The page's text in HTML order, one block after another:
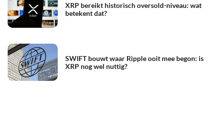
XRP bereikt historisch oversold-niveau: wat
betekent dat?
SWIFT bouwt waar Ripple ooit mee begon: is
XRP nog wel nuttig?